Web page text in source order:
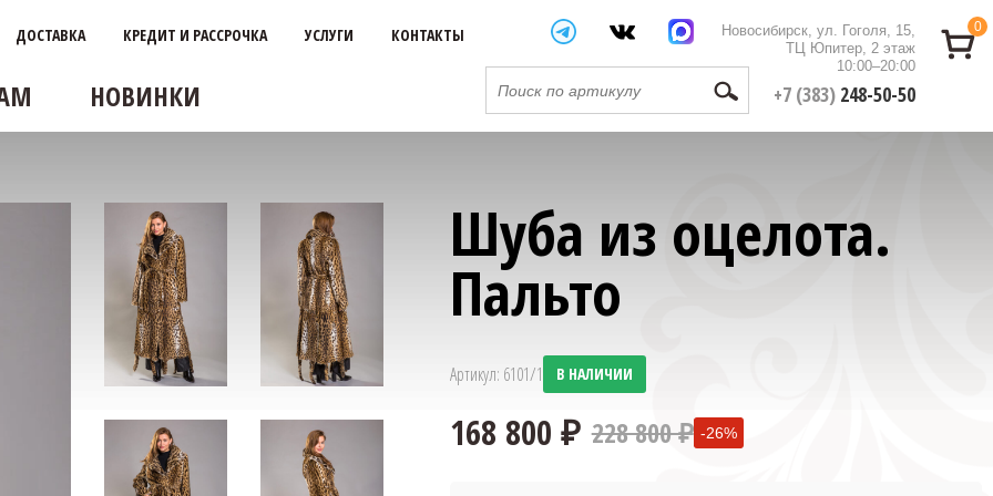
Новосибирск, ул. Гоголя, 15,
ТЦ Юпитер, 2 этаж
10:00–20:00
+7 (383) 248-50-50
ДОСТАВКА КРЕДИТ И РАССРОЧКА УСЛУГИ КОНТАКТЫ
НОВИНКИ
0
Шуба из оцелота.
Пальто
Артикул: 6101/1 В НАЛИЧИИ
228 800 ₽ -26%